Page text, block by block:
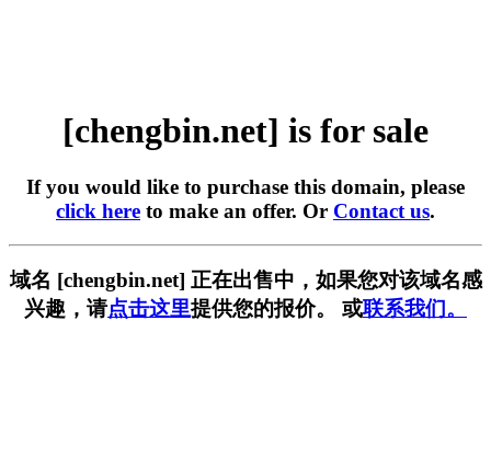
[chengbin.net] is for sale
If you would like to purchase this domain, please
click here to make an offer. Or Contact us.
域名 [chengbin.net] 正在出售中，如果您对该域名感
兴趣，请点击这里提供您的报价。 或联系我们。